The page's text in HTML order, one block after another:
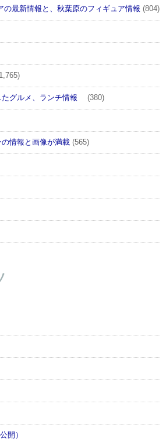
の最新情報と、秋葉原のフィギュア情報 (804)
グルメ、ランチ情報 (380)
情報と画像が満載 (565)
開）